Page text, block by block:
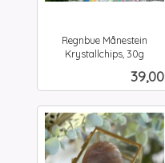
Regnbue Månestein
Krystallchips, 30g
Pris
39,00